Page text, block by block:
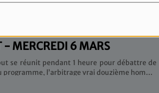
de l’Olympique de Marseille.
- MERCREDI 6 MARS
se réunit pendant 1 heure pour débattre de